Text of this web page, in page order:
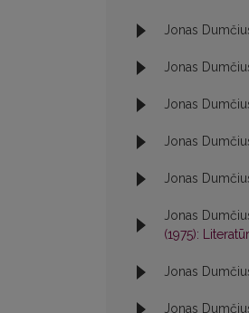
Jonas
Jonas
Jonas
Jonas
Jonas
Jonas
(1975):
Jonas
Jonas